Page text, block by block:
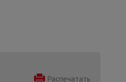
Распечатать